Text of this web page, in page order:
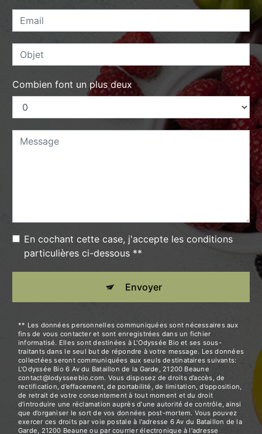
Combien font un plus deux
En cochant cette case, j'accepte les conditions
particulières ci-dessous **
Envoyer
** Les données personnelles communiquées sont nécessaires aux
fins de vous contacter et sont enregistrées dans un fichier
informatisé. Elles sont destinées à L'Odyssée Bio et ses sous-
traitants dans le seul but de répondre à votre message. Les données
collectées seront communiquées aux seuls destinataires suivants:
L'Odyssée Bio 6 Av du Bataillon de la Garde, 21200 Beaune
contact@lodysseebio.com. Vous disposez de droits d’accès, de
rectification, d’effacement, de portabilité, de limitation, d’opposition,
de retrait de votre consentement à tout moment et du droit
d’introduire une réclamation auprès d’une autorité de contrôle, ainsi
que d’organiser le sort de vos données post-mortem. Vous pouvez
exercer ces droits par voie postale à l'adresse 6 Av du Bataillon de la
Garde, 21200 Beaune ou par courrier électronique à l'adresse